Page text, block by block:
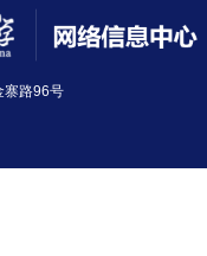
寨路96号